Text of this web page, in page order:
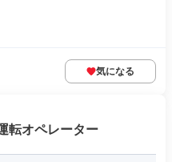
気になる
転オペレーター